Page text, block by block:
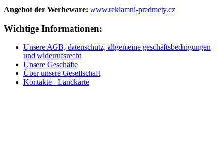
Angebot der Werbeware: www.reklamni-predmety.cz
Wichtige Informationen:
Unsere AGB, datenschutz, allgemeine geschäftsbedingungen
und widerrufsrecht
Unsere Geschäfte
Über unsere Gesellschaft
Kontakte - Landkarte